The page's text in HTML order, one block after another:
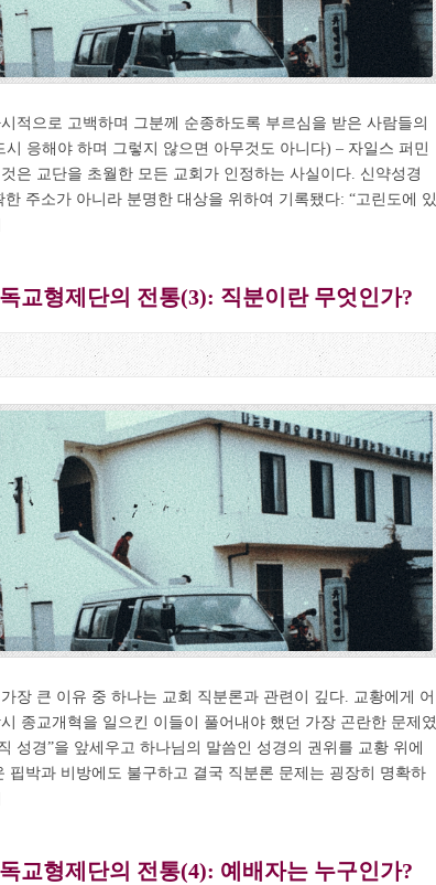
적으로 고백하며 그분께 순종하도록 부르심을 받은 사람들의
응해야 하며 그렇지 않으면 아무것도 아니다) – 자일스 퍼민
은 교단을 초월한 모든 교회가 인정하는 사실이다. 신약성경
주소가 아니라 분명한 대상을 위하여 기록됐다: “고린도에 있
교형제단의 전통(3): 직분이란 무엇인가?
장 큰 이유 중 하나는 교회 직분론과 관련이 깊다. 교황에게 어
종교개혁을 일으킨 이들이 풀어내야 했던 가장 곤란한 문제였
성경”을 앞세우고 하나님의 말씀인 성경의 권위를 교황 위에
핍박과 비방에도 불구하고 결국 직분론 문제는 굉장히 명확하
교형제단의 전통(4): 예배자는 누구인가?